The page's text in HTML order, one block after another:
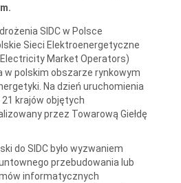
SIDC w Polsce
Sieci Elektroenergetyczne
Electricity Market Operators)
w polskim obszarze rynkowym
Na dzień uruchomienia
krajów objętych
przez Towarową Giełdę
do SIDC było wyzwaniem
przebudowania lub
informatycznych